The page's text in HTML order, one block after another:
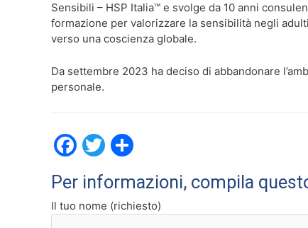
Sensibili – HSP Italia™ e svolge da 10 anni
formazione per valorizzare la sensibilità negli
verso una coscienza globale.
Da settembre 2023 ha deciso di abbandonare
personale.
F
a
c
e
T
itt
er
n
di
Per informazioni, compila
Il tuo nome (richiesto)